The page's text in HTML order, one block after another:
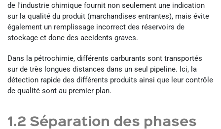
de l'industrie chimique fournit non seulement une indication
sur la qualité du produit (marchandises entrantes), mais évite
également un remplissage incorrect des réservoirs de
stockage et donc des accidents graves.
Dans la pétrochimie, différents carburants sont transportés
sur de très longues distances dans un seul pipeline. Ici, la
détection rapide des différents produits ainsi que leur contrôle
de qualité sont au premier plan.
1.2 Séparation des phases